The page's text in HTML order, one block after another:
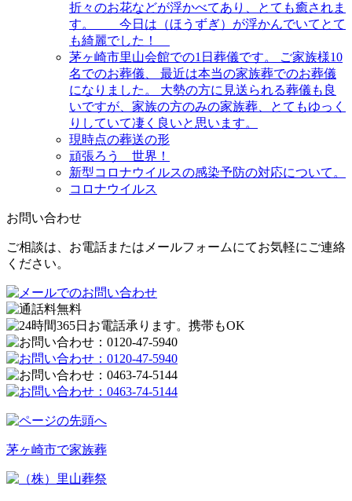
折々のお花などが浮かべてあり、とても癒されま
す。 今日は（ほうずぎ）が浮かんでいてとて
も綺麗でした！
茅ヶ崎市里山会館での1日葬儀です。 ご家族様10
名でのお葬儀、 最近は本当の家族葬でのお葬儀
になりました。 大勢の方に見送られる葬儀も良
いですが、家族の方のみの家族葬、とてもゆっく
りしていて凄く良いと思います。
現時点の葬送の形
頑張ろう 世界！
新型コロナウイルスの感染予防の対応について。
コロナウイルス
お問い合わせ
ご相談は、お電話またはメールフォームにてお気軽にご連絡
ください。
茅ヶ崎市で家族葬